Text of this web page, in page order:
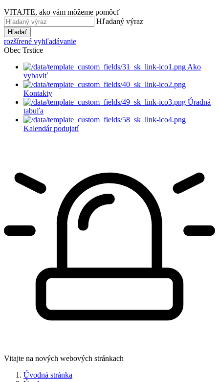
VITAJTE, ako vám môžeme pomôcť
Hľadaný výraz
Hľadať
rozšírené vyhľadávanie
Obec Trstice
Ako
vybaviť
Kontakty
Úradná
tabuľa
Kalendár podujatí
Vitajte na nových webových stránkach
Úvodná stránka